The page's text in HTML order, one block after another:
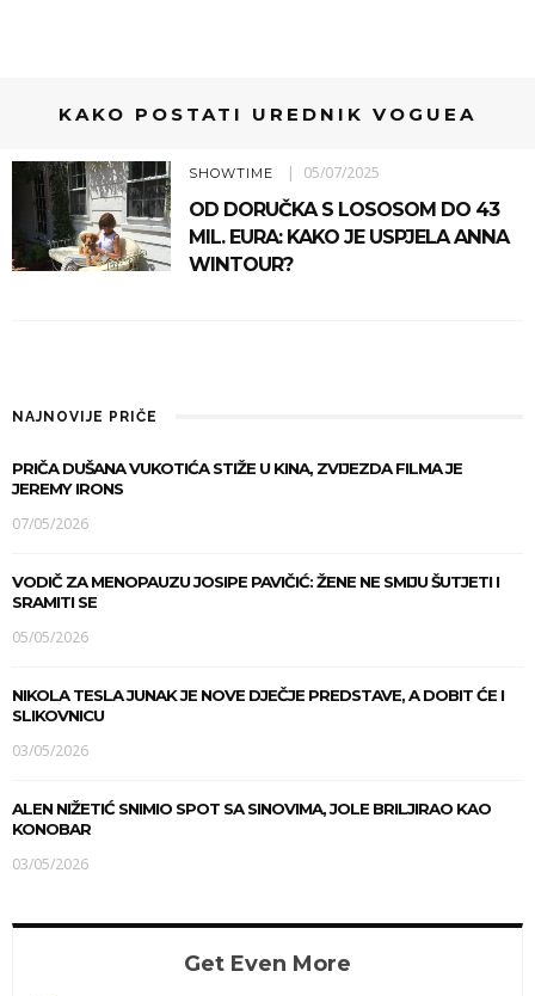
KAKO POSTATI UREDNIK VOGUEA
SHOWTIME 05/07/2025
OD DORUČKA S LOSOSOM DO 43
MIL. EURA: KAKO JE USPJELA ANNA
WINTOUR?
NAJNOVIJE PRIČE
PRIČA DUŠANA VUKOTIĆA STIŽE U KINA, ZVIJEZDA FILMA JE
JEREMY IRONS
07/05/2026
VODIČ ZA MENOPAUZU JOSIPE PAVIČIĆ: ŽENE NE SMIJU ŠUTJETI I
SRAMITI SE
05/05/2026
NIKOLA TESLA JUNAK JE NOVE DJEČJE PREDSTAVE, A DOBIT ĆE I
SLIKOVNICU
03/05/2026
ALEN NIŽETIĆ SNIMIO SPOT SA SINOVIMA, JOLE BRILJIRAO KAO
KONOBAR
03/05/2026
Get Even More